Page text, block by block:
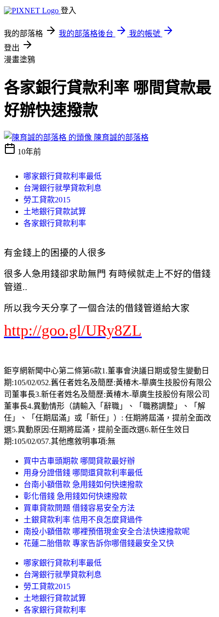
登入
我的部落格 我的部落格後台
我的帳號
登出
漫畫塗鴉
各家銀行貸款利率 哪間貸款最
好辦快速撥款
陳育誠的部落格
10年前
哪家銀行貸款利率最低
台灣銀行就學貸款利息
勞工貸款2015
土地銀行貸款試算
各家銀行貸款利率
有金錢上的困擾的人很多
很多人急用錢卻求助無門 有時候就走上不好的借錢
管道..
所以我今天分享了一個合法的借錢管道給大家
http://goo.gl/URy8ZL
鉅亨網新聞中心第二條第6款1.董事會決議日期或發生變動日
期:105/02/052.舊任者姓名及簡歷:黃椿木-華廣生技股份有限公
司董事長3.新任者姓名及簡歷:黃椿木-華廣生技股份有限公司
董事長4.異動情形（請輸入「辭職」、「職務調整」、「解
任」、「任期屆滿」或「新任」）: 任期將屆滿，提前全面改
選5.異動原因:任期將屆滿，提前全面改選6.新任生效日
期:105/02/057.其他應敘明事項:無
買中古車頭期款 哪間貸款最好辦
用身分證借錢 哪間還貸款利率最低
台南小額借款 急用錢如何快速撥款
彰化借錢 急用錢如何快速撥款
買車貸款問題 借錢容易安全方法
土銀貸款利率 信用不良怎麼貸過件
南投小額借款 哪裡預借現金安全合法快速撥款呢
花蓮二胎借款 專家告訴你哪借錢最安全又快
哪家銀行貸款利率最低
台灣銀行就學貸款利息
勞工貸款2015
土地銀行貸款試算
各家銀行貸款利率